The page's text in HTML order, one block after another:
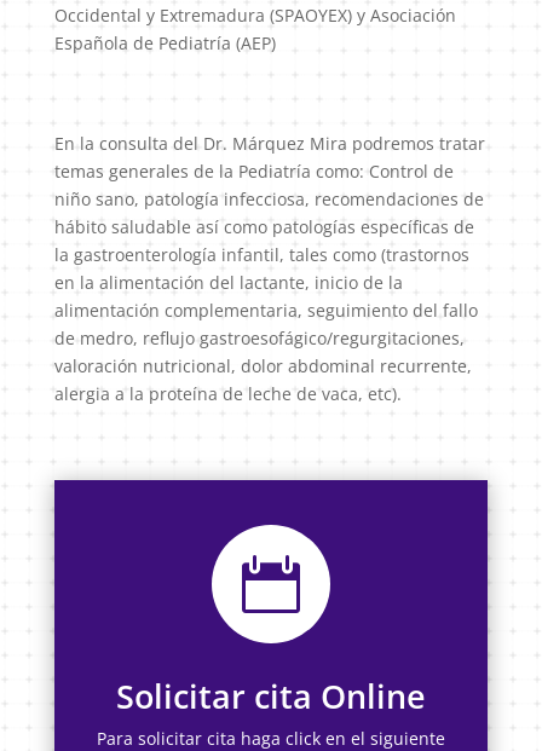
Occidental y Extremadura (SPAOYEX) y Asociación
Española de Pediatría (AEP)
En la consulta del Dr. Márquez Mira podremos tratar
temas generales de la Pediatría como: Control de
niño sano, patología infecciosa, recomendaciones de
hábito saludable así como patologías específicas de
la gastroenterología infantil, tales como (trastornos
en la alimentación del lactante, inicio de la
alimentación complementaria, seguimiento del fallo
de medro, reflujo gastroesofágico/regurgitaciones,
valoración nutricional, dolor abdominal recurrente,
alergia a la proteína de leche de vaca, etc).

Solicitar cita Online
Para solicitar cita haga click en el siguiente